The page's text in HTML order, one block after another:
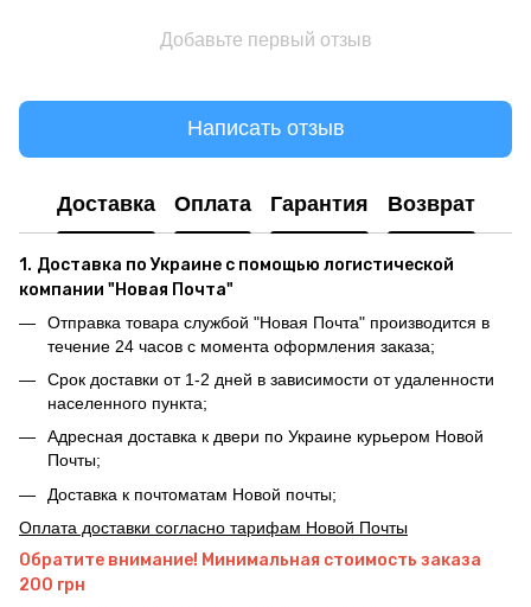
Добавьте первый отзыв
Написать отзыв
Доставка Оплата Гарантия Возврат
1. Доставка по Украине с помощью логистической
компании "Новая Почта"
Отправка товара службой "Новая Почта" производится в
течение 24 часов с момента оформления заказа;
Срок доставки от 1-2 дней в зависимости от удаленности
населенного пункта;
Адресная доставка к двери по Украине курьером Новой
Почты;
Доставка к почтоматам Новой почты;
Оплата доставки согласно тарифам Новой Почты
Обратите внимание! Минимальная стоимость заказа
200 грн